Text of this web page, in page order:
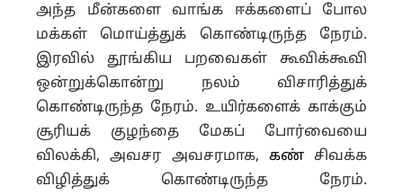
அந்த மீன்களை வாங்க ஈக்களைப் போல
மக்கள் மொய்த்துக் கொண்டிருந்த நேரம்.
இரவில் தூங்கிய பறவைகள் கூவிக்கூவி
ஒன்றுக்கொன்று நலம் விசாரித்துக்
கொண்டிருந்த நேரம். உயிர்களைக் காக்கும்
சூரியக் குழந்தை மேகப் போர்வையை
விலக்கி, அவசர அவசரமாக, கண்சிவக்க
விழித்துக் கொண்டிருந்த நேரம்.